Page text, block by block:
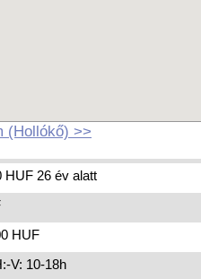
(Hollókő) >>
HUF 26 év alatt
HUF
V: 10-18h